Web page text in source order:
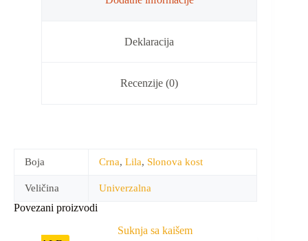
Deklaracija
Recenzije (0)
Boja Crna, Lila, Slonova kost
Veličina Univerzalna
Povezani proizvodi